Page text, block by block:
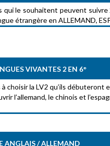
qui le souhaitent peuvent
étrangère en ALLEMAND,
VIVANTES 2 EN 6°
choisir la LV2 qu’ils débuteront
l’allemand, le chinois et
ANGLAIS / ALLEMAND